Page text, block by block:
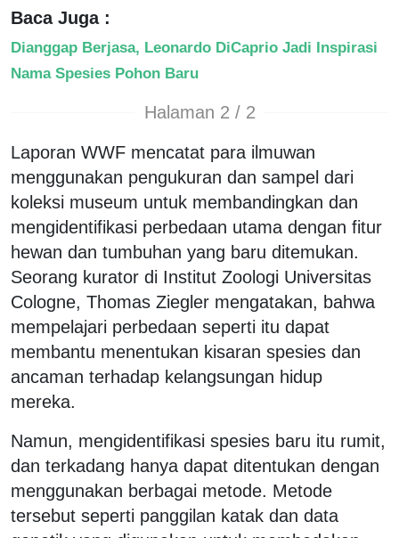
Baca Juga :
Dianggap Berjasa, Leonardo DiCaprio Jadi Inspirasi
Nama Spesies Pohon Baru
Halaman 2 / 2
Laporan WWF mencatat para ilmuwan
menggunakan pengukuran dan sampel dari
koleksi museum untuk membandingkan dan
mengidentifikasi perbedaan utama dengan fitur
hewan dan tumbuhan yang baru ditemukan.
Seorang kurator di Institut Zoologi Universitas
Cologne, Thomas Ziegler mengatakan, bahwa
mempelajari perbedaan seperti itu dapat
membantu menentukan kisaran spesies dan
ancaman terhadap kelangsungan hidup
mereka.
Namun, mengidentifikasi spesies baru itu rumit,
dan terkadang hanya dapat ditentukan dengan
menggunakan berbagai metode. Metode
tersebut seperti panggilan katak dan data